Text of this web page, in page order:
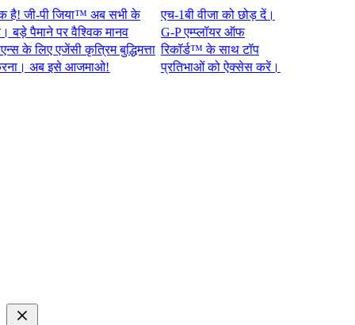
पी जिया™ अब सभी के
पर वैश्विक मानव
एजेंसी कृत्रिम बुद्धिमत्ता
अब इसे आजमाओ!​​
एच-1बी वीजा को छोड़ दें।
G-P एम्प्लॉयर ऑफ
रिकॉर्ड™ के साथ टॉप
प्रतिभाओं को ऐक्सेस करें।​​